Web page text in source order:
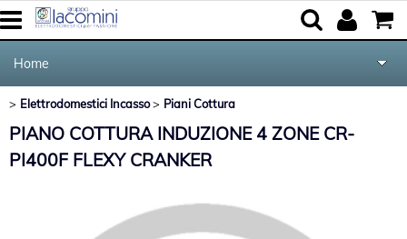
Categoria: Home>Elettrodomestici Incasso
Marca
Home
Elettrodomestici
Cucina e Tavola
Elettrodomestici Incasso Piani Cottura
PIANO COTTURA INDUZIONE 4 ZONE CR-
PI400F FLEXY CRANKER